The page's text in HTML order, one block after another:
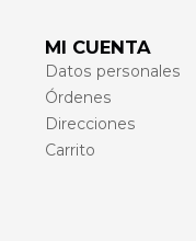
MI CUENTA
Datos personales
Órdenes
Direcciones
Carrito